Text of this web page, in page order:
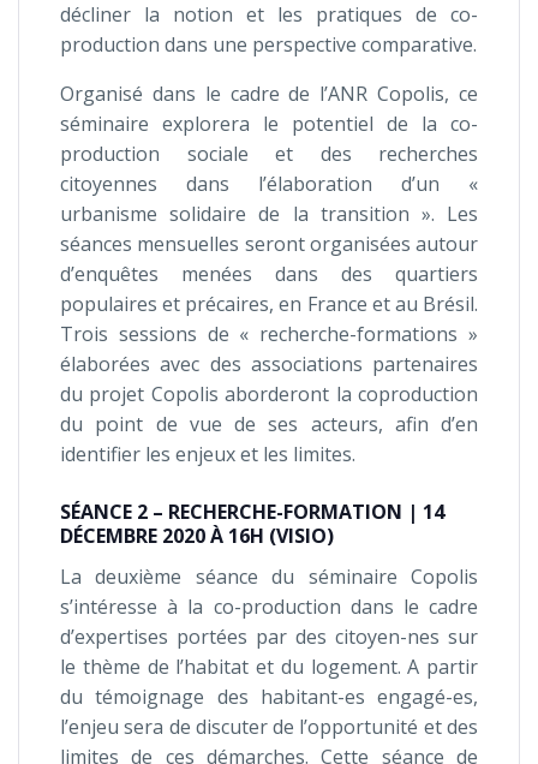
décliner la notion et les pratiques de co-
production dans une perspective comparative.
Organisé dans le cadre de l’ANR Copolis, ce
séminaire explorera le potentiel de la co-
production sociale et des recherches
citoyennes dans l’élaboration d’un «
urbanisme solidaire de la transition ». Les
séances mensuelles seront organisées autour
d’enquêtes menées dans des quartiers
populaires et précaires, en France et au Brésil.
Trois sessions de « recherche-formations »
élaborées avec des associations partenaires
du projet Copolis aborderont la coproduction
du point de vue de ses acteurs, afin d’en
identifier les enjeux et les limites.
SÉANCE 2 – RECHERCHE-FORMATION | 14
DÉCEMBRE 2020 À 16H (VISIO)
La deuxième séance du séminaire Copolis
s’intéresse à la co-production dans le cadre
d’expertises portées par des citoyen-nes sur
le thème de l’habitat et du logement. A partir
du témoignage des habitant-es engagé-es,
l’enjeu sera de discuter de l’opportunité et des
limites de ces démarches. Cette séance de